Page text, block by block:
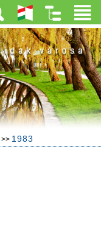
>> 1983